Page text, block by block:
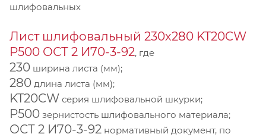
шлифовальных
Лист шлифовальный 230х280 KT20CW
P500 ОСТ 2 И70-3-92, где
230 ширина листа (мм);
280 длина листа (мм);
KT20CW серия шлифовальной шкурки;
P500 зернистость шлифовального материала;
ОСТ 2 И70-3-92 нормативный документ, по